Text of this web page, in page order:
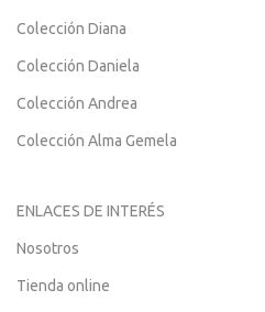
Colección Diana
Colección Daniela
Colección Andrea
Colección Alma Gemela
ENLACES DE INTERÉS
Nosotros
Tienda online